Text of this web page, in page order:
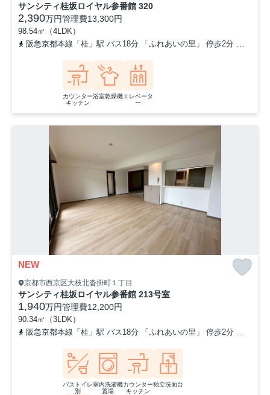
サンシティ桂坂ロイヤル参番館 320
2,390万円管理費13,300円
98.54㎡（4LDK）
阪急京都本線「桂」駅 バス18分 「ふれあいの里」 停歩2分
カウンター
キッチン
浴室乾燥機エレベータ
ー
NEW
京都市西京区大枝北沓掛町１丁目
サンシティ桂坂ロイヤル参番館 213号室
1,940万円管理費12,200円
90.34㎡（3LDK）
阪急京都本線「桂」駅 バス18分 「ふれあいの里」 停歩2分
バストイレ
別
室内洗濯機
置場
カウンター
キッチン
独立洗面台